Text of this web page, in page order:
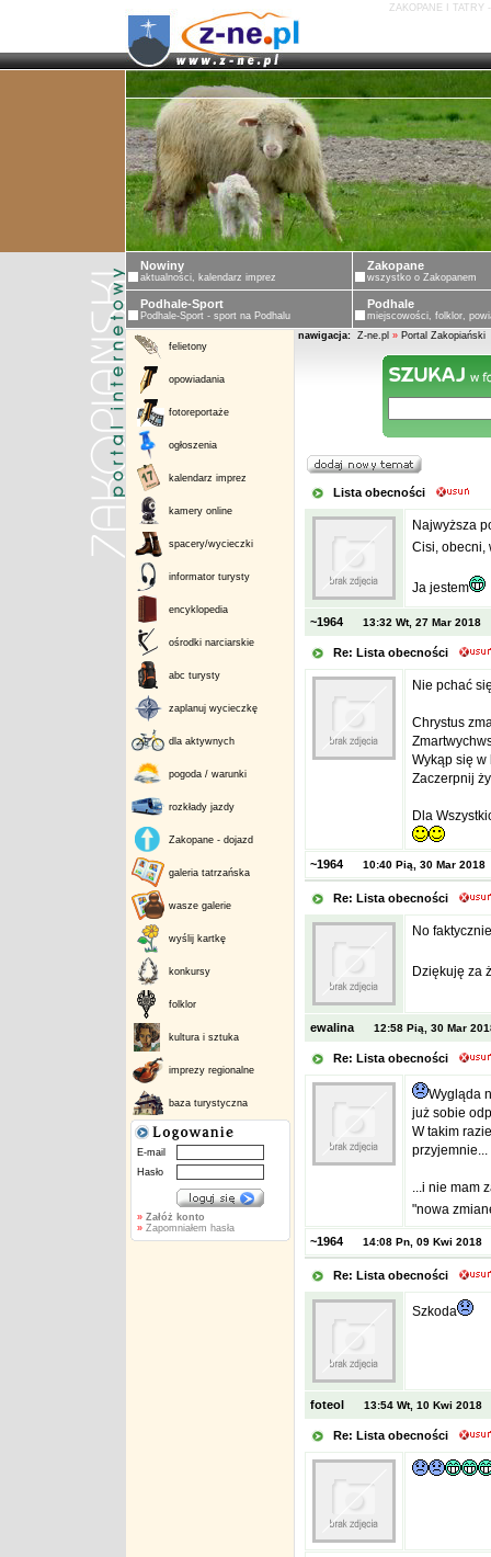
ZAKOPANE I TATRY
Nowiny
aktualności, kalendarz imprez
Zakopane
wszystko o Zakopanem
Podhale-Sport
Podhale-Sport - sport na Podhalu
Podhale
miejscowości, folklor,
felietony
opowiadania
fotoreportaże
ogłoszenia
kalendarz imprez
kamery online
spacery/wycieczki
informator turysty
encyklopedia
ośrodki narciarskie
abc turysty
zaplanuj wycieczkę
dla aktywnych
pogoda / warunki
rozkłady jazdy
Zakopane - dojazd
galeria tatrzańska
wasze galerie
wyślij kartkę
konkursy
folklor
kultura i sztuka
imprezy regionalne
baza turystyczna
E-mail
Hasło
» Załóż konto
»Zapomniałem hasła
nawigacja: Z-ne.pl » Portal Zakopiański
Lista obecności
Najwyższa
Cisi, obecni,
Ja jestem
~1964 13:32 Wt, 27 Mar 2018
Re: Lista obecności
Nie pchać
Chrystus
Wykąp się w
Zaczerpnij
Dla
~1964 10:40 Pią, 30 Mar 2018
Re: Lista obecności
No
Dziękuję za
ewalina 12:58 Pią, 30 Mar
Re: Lista obecności
Wygląda
już sobie
W takim
przyjemnie...
...i nie mam
"nowa
~1964 14:08 Pn, 09 Kwi 2018
Re: Lista obecności
Szkoda
foteol 13:54 Wt, 10 Kwi 2018
Re: Lista obecności